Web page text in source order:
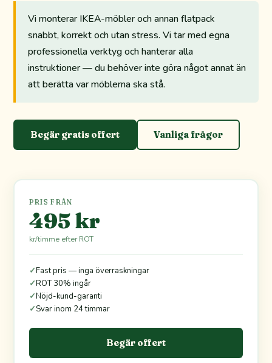
Vi monterar IKEA-möbler och annan flatpack
snabbt, korrekt och utan stress. Vi tar med egna
professionella verktyg och hanterar alla
instruktioner — du behöver inte göra något annat än
att berätta var möblerna ska stå.
Begär gratis offert Vanliga frågor
PRIS FRÅN
495 kr
kr/timme efter ROT
✓Fast pris — inga överraskningar
✓ROT 30% ingår
✓Nöjd-kund-garanti
✓Svar inom 24 timmar
Begär offert